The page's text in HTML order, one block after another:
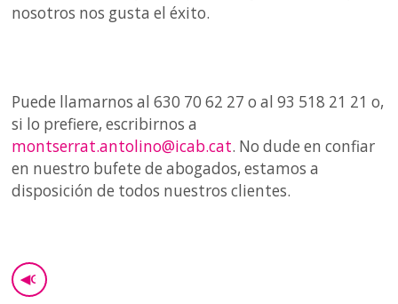
nosotros nos gusta el éxito.
Puede llamarnos al 630 70 62 27 o al 93 518 21 21 o,
si lo prefiere, escribirnos a
montserrat.antolino@icab.cat. No dude en confiar
en nuestro bufete de abogados, estamos a
disposición de todos nuestros clientes.
◀GO BACK